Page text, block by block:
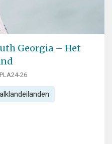
Georgia – Het
26